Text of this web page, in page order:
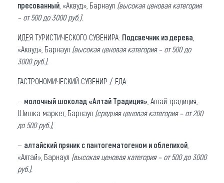
пресованный , «Аквуд», Барнаул (высокая ценовая категория
– от 500 до 3000 руб.).
ИДЕЯ ТУРИСТИЧЕСКОГО СУВЕНИРА: Подсвечник из дерева
«Аквуд», Барнаул (высокая ценовая категория – от 500 до
3000 руб.).
ГАСТРОНОМИЧЕСКИЙ СУВЕНИР / ЕДА:
— молочный шоколад «Алтай Традиция» , Алтай традиция,
Шишка маркет, Барнаул (средняя ценовая категория – от 200
до 500 руб.),
— алтайский пряник с пантогематогеном и облепихой
«Алтай», Барнаул (высокая ценовая категория – от 500 до 3000
руб.).